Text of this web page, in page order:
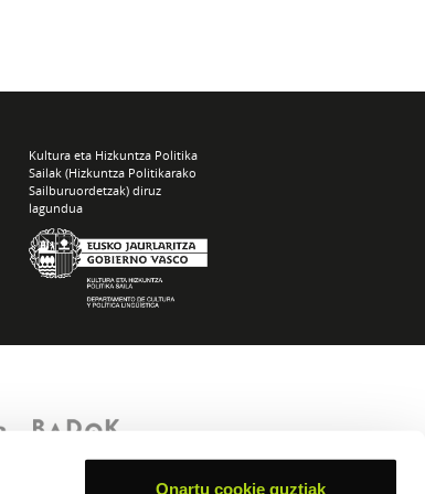
Onartu cookie guztiak
Kultura eta Hizkuntza Politika
Sailak (Hizkuntza Politikarako
Sailburuordetzak) diruz
lagundua